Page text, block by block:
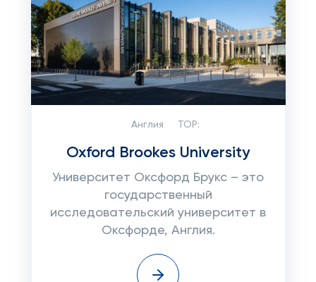
Англия TOP:
Oxford Brookes University
Университет Оксфорд Брукс – это
государственный
исследовательский университет в
Оксфорде, Англия.